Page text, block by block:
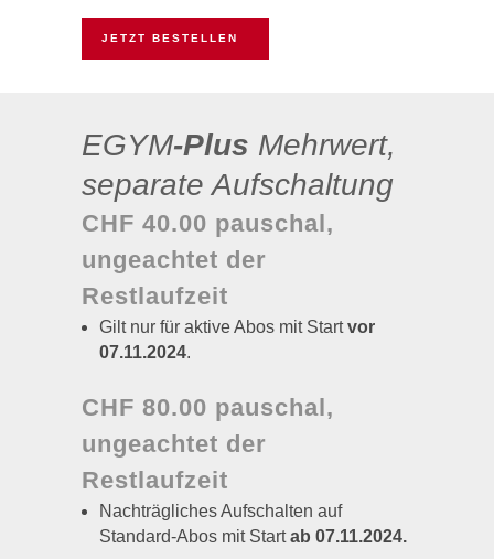
JETZT BESTELLEN
EGYM-Plus Mehrwert,
separate Aufschaltung
CHF 40.00 pauschal,
ungeachtet der
Restlaufzeit
Gilt nur für aktive Abos mit Startvor
07.11.2024.
CHF 80.00 pauschal,
ungeachtet der
Restlaufzeit
Nachträgliches Aufschalten auf
Standard-Abos mit Startab 07.11.2024.